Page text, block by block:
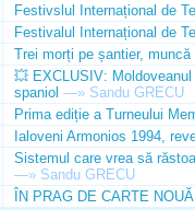
Festivslul Internațional de
Festivalul Internațional de
Trei morți pe șantier, muncă
💥 EXCLUSIV:
spaniol —» Sandu GRECU
Prima ediție a Turneului
Ialoveni Armonios 1994,
Sistemul care vrea să
—» Sandu GRECU
ÎN PRAG DE CARTE NOUĂ